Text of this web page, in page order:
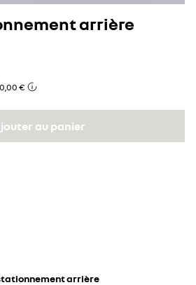
arrière
€
au panier
arrière